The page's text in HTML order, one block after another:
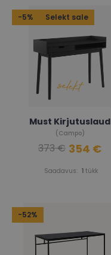
-5% Selekt sale
Must Kirjutuslaud
(Campo)
Saadavus: 1tükk
373 € 354 €
-52%